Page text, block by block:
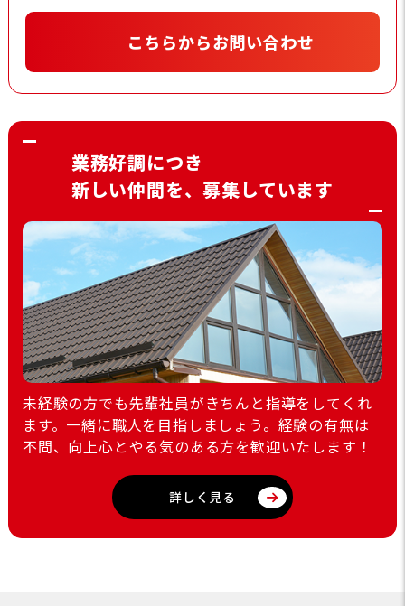
こちらからお問い合わせ
業務好調につき
新しい仲間を、募集しています
未経験の方でも先輩社員がきちんと指導をしてくれ
ます。一緒に職人を目指しましょう。経験の有無は
不問、向上心とやる気のある方を歓迎いたします！
詳しく見る